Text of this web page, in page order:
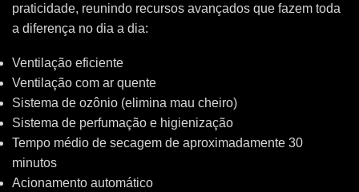
praticidade, reunindo recursos avançados que fazem toda
a diferença no dia a dia:
Ventilação eficiente
Ventilação com ar quente
Sistema de ozônio (elimina mau cheiro)
Sistema de perfumação e higienização
Tempo médio de secagem de aproximadamente 30
minutos
Acionamento automático